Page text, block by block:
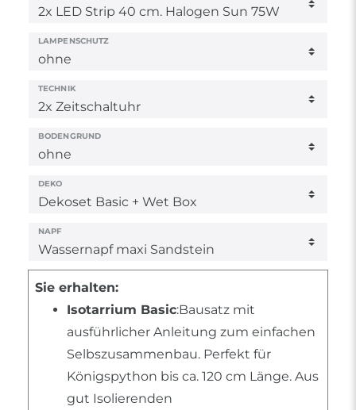
LAMPENSCHUTZ
TECHNIK
BODENGRUND
DEKO
NAPF
Sie erhalten:
Isotarrium Basic:Bausatz mit
ausführlicher Anleitung zum einfachen
Selbszusammenbau. Perfekt für
Königspython bis ca. 120 cm Länge. Aus
gut Isolierenden